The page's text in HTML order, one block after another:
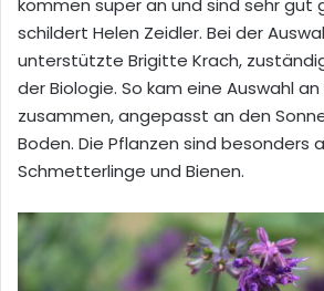
kommen super an und sind sehr gut
schildert Helen Zeidler. Bei der
unterstützte Brigitte Krach,
der Biologie. So kam eine Auswahl
zusammen, angepasst an den
Boden. Die Pflanzen sind besonders
Schmetterlinge und Bienen.